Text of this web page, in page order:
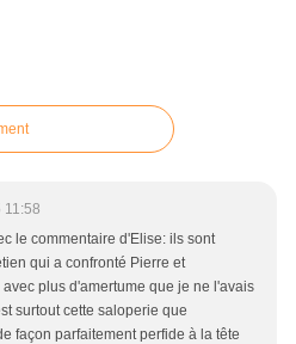
11:58
le commentaire d'Elise: ils sont
qui a confronté Pierre et
plus d'amertume que je ne l'avais
surtout cette saloperie que
façon parfaitement perfide à la tête